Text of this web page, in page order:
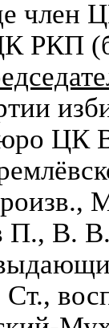
член
РКП
ЦК
П., В.